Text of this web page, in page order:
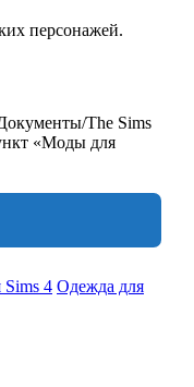
персонажей.
The Sims
«Моды для
4 Одежда для